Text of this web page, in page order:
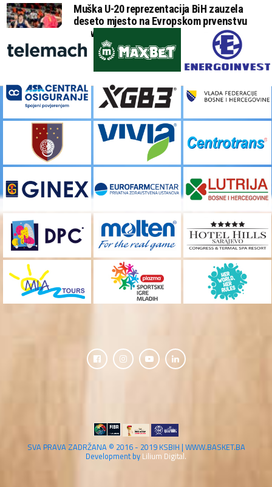
Muška U-20 reprezentacija BiH zauzela
deseto mjesto na Evropskom prvenstvu
B divizije
SVA PRAVA ZADRŽANA © 2016 - 2019 KSBIH | WWW.BASKET.BA
Development by Lilium Digital.